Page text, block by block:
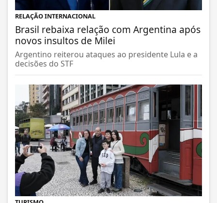
RELAÇÃO INTERNACIONAL
Brasil rebaixa relação com Argentina após
novos insultos de Milei
Argentino reiterou ataques ao presidente Lula e a
decisões do STF